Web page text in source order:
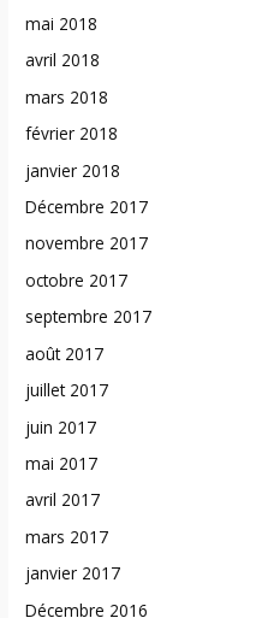
mai 2018
avril 2018
mars 2018
février 2018
janvier 2018
Décembre 2017
novembre 2017
octobre 2017
septembre 2017
août 2017
juillet 2017
juin 2017
mai 2017
avril 2017
mars 2017
janvier 2017
Décembre 2016